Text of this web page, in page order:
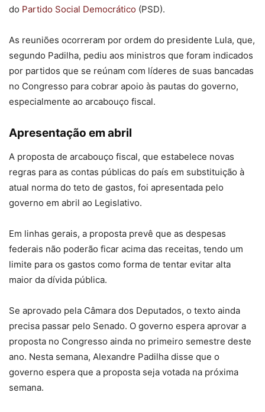
do Partido Social Democrático (PSD).
As reuniões ocorreram por ordem do presidente Lula, que,
segundo Padilha, pediu aos ministros que foram indicados
por partidos que se reúnam com líderes de suas bancadas
no Congresso para cobrar apoio às pautas do governo,
especialmente ao arcabouço fiscal.
Apresentação em abril
A proposta de arcabouço fiscal, que estabelece novas
regras para as contas públicas do país em substituição à
atual norma do teto de gastos, foi apresentada pelo
governo em abril ao Legislativo.
Em linhas gerais, a proposta prevê que as despesas
federais não poderão ficar acima das receitas, tendo um
limite para os gastos como forma de tentar evitar alta
maior da dívida pública.
Se aprovado pela Câmara dos Deputados, o texto ainda
precisa passar pelo Senado. O governo espera aprovar a
proposta no Congresso ainda no primeiro semestre deste
ano. Nesta semana, Alexandre Padilha disse que o
governo espera que a proposta seja votada na próxima
semana.